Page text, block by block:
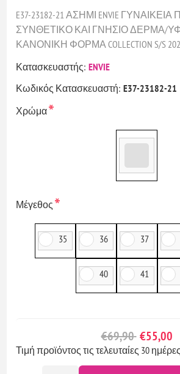
E37-23182-21 ΑΣΗΜΙ ENVIE
ΣΥΝΘΕΤΙΚΟ ΚΑΙ ΓΝΗΣΙΟ ΔΕΡΜΑ/
ΚΑΝΟΝΙΚΗ ΦΟΡΜΑ COLLECTION S/S
Κατασκευαστής: ENVIE
Κωδικός Κατασκευαστή: E37-23182-21
Χρώμα*
Μέγεθος*
35 36 37
40 41
€69,90 €55,00
Τιμή προϊόντος τις τελευταίες 30